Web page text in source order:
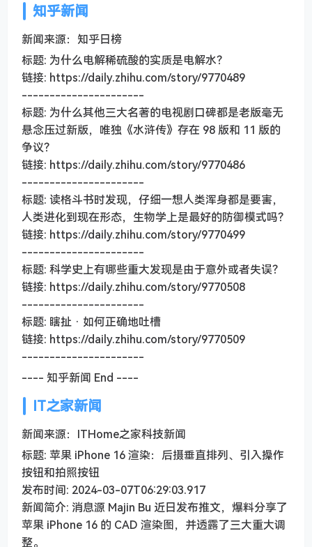
知乎新闻
新闻来源：知乎日榜
标题: 为什么电解稀硫酸的实质是电解水？
链接: https://daily.zhihu.com/story/9770489
----------------------
标题: 为什么其他三大名著的电视剧口碑都是老版毫无
悬念压过新版，唯独《水浒传》存在 98 版和 11 版的
争议？
链接: https://daily.zhihu.com/story/9770486
----------------------
标题: 读格斗书时发现，仔细一想人类浑身都是要害，
人类进化到现在形态，生物学上是最好的防御模式吗？
链接: https://daily.zhihu.com/story/9770499
----------------------
标题: 科学史上有哪些重大发现是由于意外或者失误？
链接: https://daily.zhihu.com/story/9770508
----------------------
标题: 瞎扯 · 如何正确地吐槽
链接: https://daily.zhihu.com/story/9770509
----------------------
---- 知乎新闻 End ----
IT之家新闻
新闻来源：ITHome之家科技新闻
标题: 苹果 iPhone 16 渲染：后摄垂直排列、引入操作
按钮和拍照按钮
发布时间: 2024-03-07T06:29:03.917
新闻简介: 消息源 Majin Bu 近日发布推文，爆料分享了
苹果 iPhone 16 的 CAD 渲染图，并透露了三大重大调
整。